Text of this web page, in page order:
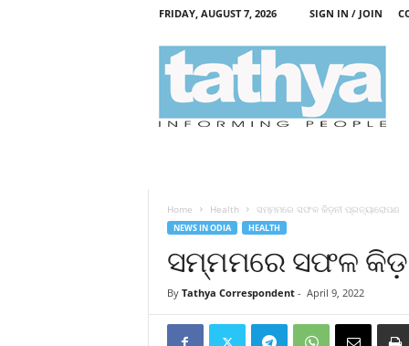
FRIDAY, AUGUST 7, 2026 SIGN IN / JOIN
Home Health ସମ୍ମମରେ ସଫଳ କିଡ଼ନୀ ପ୍ରତ୍ୟାରୋପଣ
NEWS IN ODIA HEALTH
ସମ୍ମମରେ ସଫଳ
By Tathya Correspondent- April 9, 2022